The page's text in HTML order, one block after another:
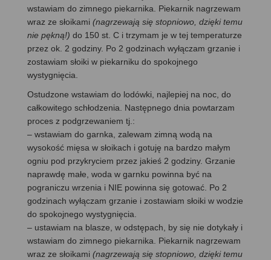
wstawiam do zimnego piekarnika. Piekarnik nagrzewam
wraz ze słoikami (nagrzewają się stopniowo, dzięki temu
nie pękną!) do 150 st. C i trzymam je w tej temperaturze
przez ok. 2 godziny. Po 2 godzinach wyłączam grzanie i
zostawiam słoiki w piekarniku do spokojnego
wystygnięcia.
Ostudzone wstawiam do lodówki, najlepiej na noc, do
całkowitego schłodzenia. Następnego dnia powtarzam
proces z podgrzewaniem tj.:
– wstawiam do garnka, zalewam zimną wodą na
wysokość mięsa w słoikach i gotuję na bardzo małym
ogniu pod przykryciem przez jakieś 2 godziny. Grzanie
naprawdę małe, woda w garnku powinna być na
pograniczu wrzenia i NIE powinna się gotować. Po 2
godzinach wyłączam grzanie i zostawiam słoiki w wodzie
do spokojnego wystygnięcia.
– ustawiam na blasze, w odstępach, by się nie dotykały i
wstawiam do zimnego piekarnika. Piekarnik nagrzewam
wraz ze słoikami (nagrzewają się stopniowo, dzięki temu